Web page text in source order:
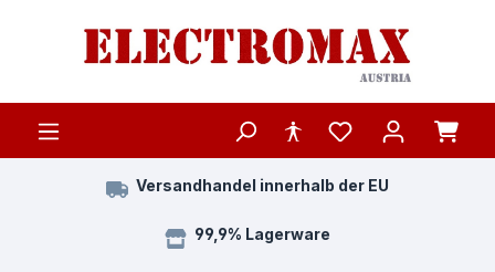
Zum Hauptinhalt springen
Versandhandel innerhalb der EU
99,9% Lagerware